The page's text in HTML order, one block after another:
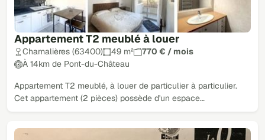
Appartement T2 meublé à louer
Chamalières (63400) 49 m²
770 € / mois
À 14km de Pont-du-Château
Appartement T2 meublé, à louer de particulier à particulier.
Cet appartement (2 pièces) possède d'un espace…